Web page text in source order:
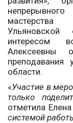
мастерства
интересом
Алексеевны
преподавания
области.
«Участие в
только
отметила
системой